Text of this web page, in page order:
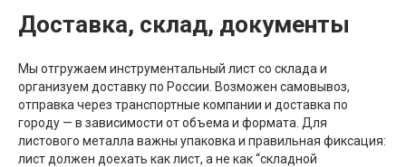
Доставка, склад, документы
Мы отгружаем инструментальный лист со склада и
организуем доставку по России. Возможен самовывоз,
отправка через транспортные компании и доставка по
городу — в зависимости от объема и формата. Для
листового металла важны упаковка и правильная фиксация:
лист должен доехать как лист, а не как “складной